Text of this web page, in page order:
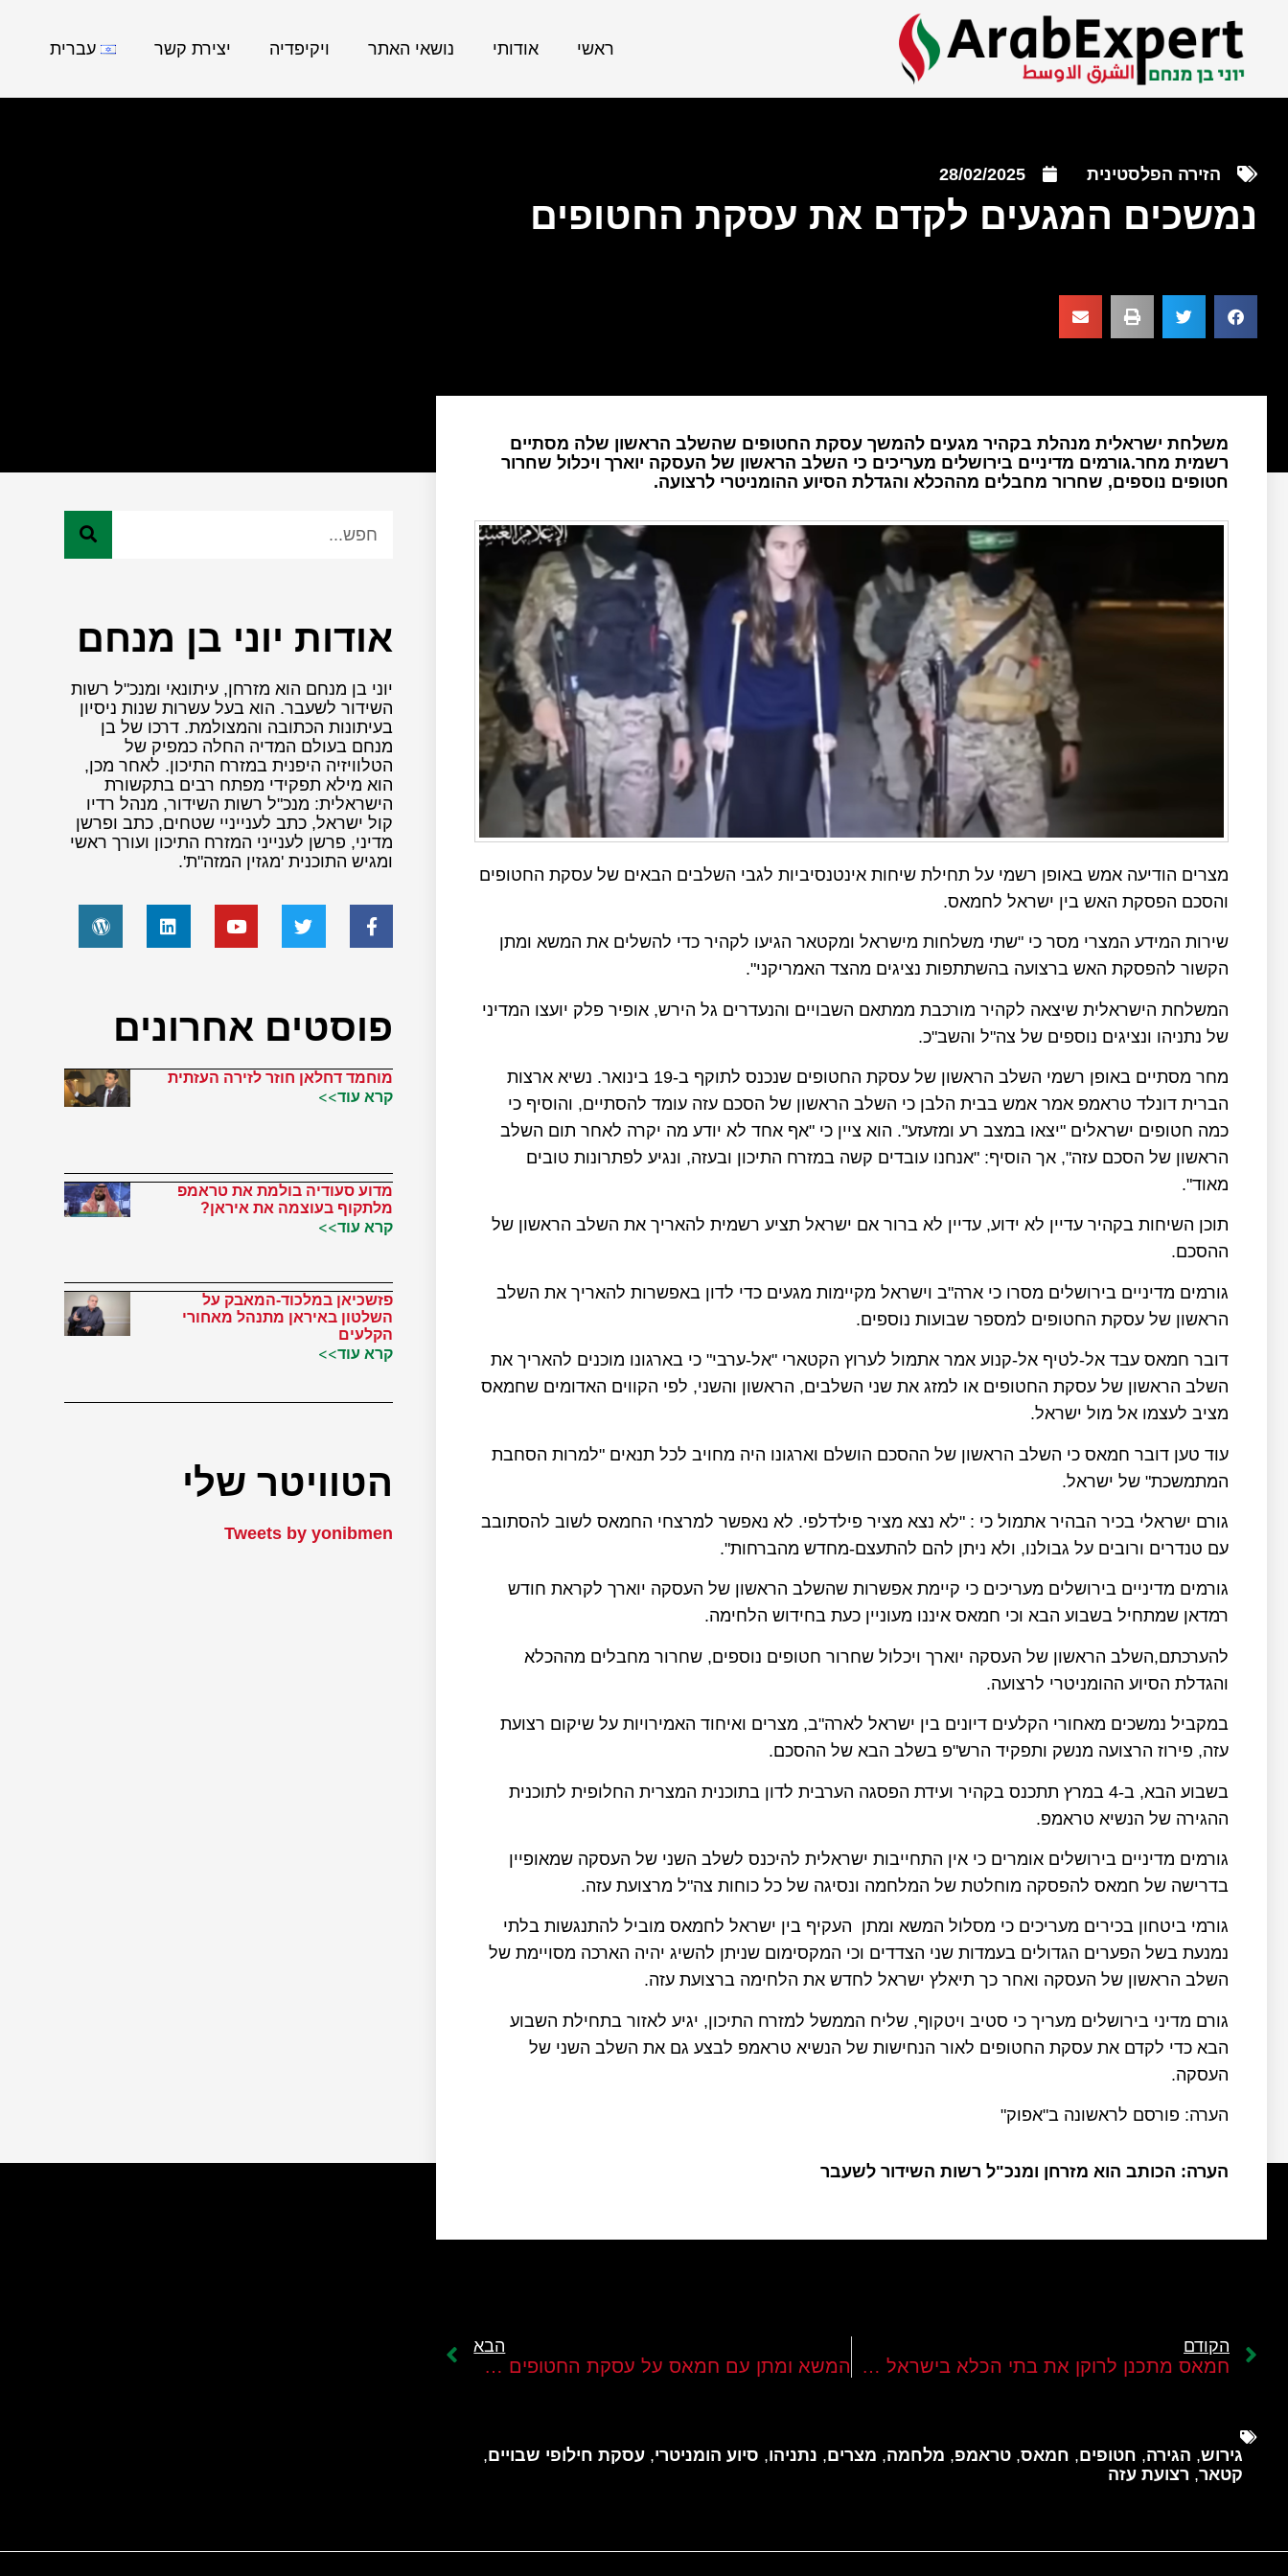
ראשי אודותי נושאי האתר ויקיפדיה יצירת קשר עברית
הזירה הפלסטינית 28/02/2025
נמשכים המגעים לקדם את עסקת החטופים
משלחת ישראלית מנהלת בקהיר מגעים להמשך עסקת החטופים שהשלב הראשון שלה מסתיים
רשמית מחר.גורמים מדיניים בירושלים מעריכים כי השלב הראשון של העסקה יוארך ויכלול שחרור
חטופים נוספים, שחרור מחבלים מההכלא והגדלת הסיוע ההומניטרי לרצועה.
מצרים הודיעה אמש באופן רשמי על תחילת שיחות אינטנסיביות לגבי השלבים הבאים של עסקת החטופים
והסכם הפסקת האש בין ישראל לחמאס.
שירות המידע המצרי מסר כי "שתי משלחות מישראל ומקטאר הגיעו לקהיר כדי להשלים את המשא ומתן
הקשור להפסקת האש ברצועה בהשתתפות נציגים מהצד האמריקני".
המשלחת הישראלית שיצאה לקהיר מורכבת ממתאם השבויים והנעדרים גל הירש, אופיר פלק יועצו המדיני
של נתניהו ונציגים נוספים של צה"ל והשב"כ.
מחר מסתיים באופן רשמי השלב הראשון של עסקת החטופים שנכנס לתוקף ב-19 בינואר. נשיא ארצות
הברית דונלד טראמפ אמר אמש בבית הלבן כי השלב הראשון של הסכם עזה עומד להסתיים, והוסיף כי
כמה חטופים ישראלים "יצאו במצב רע ומזעזע". הוא ציין כי "אף אחד לא יודע מה יקרה לאחר תום השלב
הראשון של הסכם עזה", אך הוסיף: "אנחנו עובדים קשה במזרח התיכון ובעזה, ונגיע לפתרונות טובים
מאוד".
תוכן השיחות בקהיר עדיין לא ידוע, עדיין לא ברור אם ישראל תציע רשמית להאריך את השלב הראשון של
ההסכם.
גורמים מדיניים בירושלים מסרו כי ארה"ב וישראל מקיימות מגעים כדי לדון באפשרות להאריך את השלב
הראשון של עסקת החטופים למספר שבועות נוספים.
דובר חמאס עבד אל-לטיף אל-קנוע אמר אתמול לערוץ הקטארי "אל-ערבי" כי בארגונו מוכנים להאריך את
השלב הראשון של עסקת החטופים או למזג את שני השלבים, הראשון והשני, לפי הקווים האדומים שחמאס
מציב לעצמו אל מול ישראל.
עוד טען דובר חמאס כי השלב הראשון של ההסכם הושלם וארגונו היה מחויב לכל תנאים "למרות הסחבת
המתמשכת" של ישראל.
גורם ישראלי בכיר הבהיר אתמול כי : "לא נצא מציר פילדלפי. לא נאפשר למרצחי החמאס לשוב להסתובב
עם טנדרים ורובים על גבולנו, ולא ניתן להם להתעצם-מחדש מהברחות".
גורמים מדיניים בירושלים מעריכים כי קיימת אפשרות שהשלב הראשון של העסקה יוארך לקראת חודש
רמדאן שמתחיל בשבוע הבא וכי חמאס איננו מעוניין כעת בחידוש הלחימה.
להערכתם,השלב הראשון של העסקה יוארך ויכלול שחרור חטופים נוספים, שחרור מחבלים מההכלא
והגדלת הסיוע ההומניטרי לרצועה.
במקביל נמשכים מאחורי הקלעים דיונים בין ישראל לארה"ב, מצרים ואיחוד האמירויות על שיקום רצועת
עזה, פירוז הרצועה מנשק ותפקיד הרש"פ בשלב הבא של ההסכם.
בשבוע הבא, ב-4 במרץ תתכנס בקהיר ועידת הפסגה הערבית לדון בתוכנית המצרית החלופית לתוכנית
ההגירה של הנשיא טראמפ.
גורמים מדיניים בירושלים אומרים כי אין התחייבות ישראלית להיכנס לשלב השני של העסקה שמאופיין
בדרישה של חמאס להפסקה מוחלטת של המלחמה ונסיגה של כל כוחות צה"ל מרצועת עזה.
גורמי ביטחון בכירים מעריכים כי מסלול המשא ומתן העקיף בין ישראל לחמאס מוביל להתנגשות בלתי
נמנעת בשל הפערים הגדולים בעמדות שני הצדדים וכי המקסימום שניתן להשיג יהיה הארכה מסויימת של
השלב הראשון של העסקה ואחר כך תיאלץ ישראל לחדש את הלחימה ברצועת עזה.
גורם מדיני בירושלים מעריך כי סטיב ויטקוף, שליח הממשל למזרח התיכון, יגיע לאזור בתחילת השבוע
הבא כדי לקדם את עסקת החטופים לאור הנחישות של הנשיא טראמפ לבצע גם את השלב השני של
העסקה.
הערה: פורסם לראשונה ב"אפוק"
הערה: הכותב הוא מזרחן ומנכ"ל רשות השידור לשעבר
אודות יוני בן מנחם
יוני בן מנחם הוא מזרחן, עיתונאי ומנכ"ל רשות
השידור לשעבר. הוא בעל עשרות שנות ניסיון
בעיתונות הכתובה והמצולמת. דרכו של בן
מנחם בעולם המדיה החלה כמפיק של
הטלוויזיה היפנית במזרח התיכון. לאחר מכן,
הוא מילא תפקידי מפתח רבים בתקשורת
הישראלית: מנכ"ל רשות השידור, מנהל רדיו
קול ישראל, כתב לענייניי שטחים, כתב ופרשן
מדיני, פרשן לענייני המזרח התיכון ועורך ראשי
ומגיש התוכנית 'מגזין המזה"ת'.
פוסטים אחרונים
מוחמד דחלאן חוזר לזירה העזתית
קרא עוד>>
מדוע סעודיה בולמת את טראמפ
מלתקוף בעוצמה את איראן?
קרא עוד>>
פזשכיאן במלכוד-המאבק על
השלטון באיראן מתנהל מאחורי
הקלעים
קרא עוד>>
הטוויטר שלי
Tweets by yonibmen
הקודם
חמאס מתכנן לרוקן את בתי הכלא בישראל ממחבלים
הבא
המשא ומתן עם חמאס על עסקת החטופים תקוע
גירוש, הגירה, חטופים, חמאס, טראמפ, מלחמה, מצרים, נתניהו, סיוע הומניטרי, עסקת חילופי שבויים,
קטאר, רצועת עזה